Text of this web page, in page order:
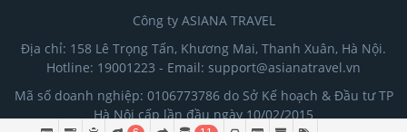
Công ty ASIANA TRAVEL
Địa chỉ: 158 Lê Trọng Tấn, Khương Mai, Thanh Xuân, Hà Nội.
Hotline: 19001223 - Email: support@asianatravel.vn
Mã số doanh nghiệp: 0106773786 do Sở Kế hoạch & Đầu tư TP
Hà Nội cấp lần đầu ngày 10/02/2015